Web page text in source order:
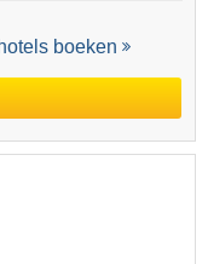
boeken